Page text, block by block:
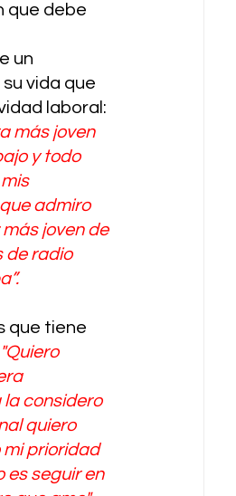
que debe
un
vida que
laboral:
más joven
y todo
admiro
joven de
de radio
que tiene
"Quiero
la considero
quiero
mi prioridad
es seguir en